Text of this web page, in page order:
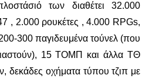
των διαθέτει 32.000
, 2.000 ρουκέτες , 4.000 RPGs,
300 παγιδευμένα τούνελ (που
15 ΤΟΜΠ και άλλα ΤΘ
δεκάδες οχήματα τύπου τζιπ με